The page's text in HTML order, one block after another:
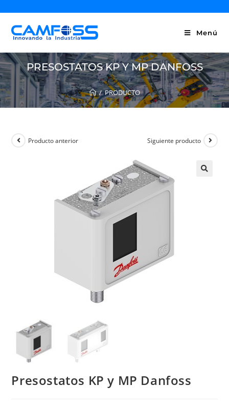
Menú
PRESOSTATOS KP Y MP DANFOSS
/ PRODUCTO
Producto anterior Siguiente producto
Presostatos KP y MP Danfoss